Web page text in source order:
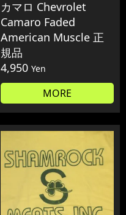
カマロ Chevrolet
Camaro Faded
American Muscle 正
規品
4,950 Yen
MORE